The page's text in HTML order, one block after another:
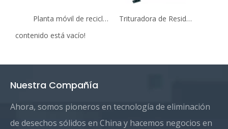
Planta móvil de reciclaje de residuos de construcción y demolición (C&D)
Trituradora de Residuos Sólidos Municipales (RSU) para Reciclaje
contenido está vacío!
Nuestra Compañía
Ahora, somos pioneros en tecnología de eliminación
de desechos sólidos en China y hacemos negocios en